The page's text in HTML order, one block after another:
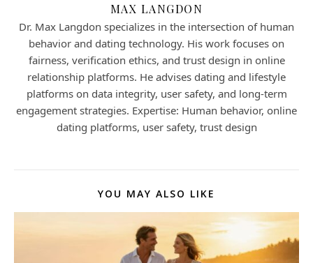
MAX LANGDON
Dr. Max Langdon specializes in the intersection of human
behavior and dating technology. His work focuses on
fairness, verification ethics, and trust design in online
relationship platforms. He advises dating and lifestyle
platforms on data integrity, user safety, and long-term
engagement strategies. Expertise: Human behavior, online
dating platforms, user safety, trust design
YOU MAY ALSO LIKE